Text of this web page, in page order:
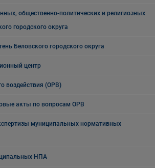
общественно-политических и религиозных
городского округа
Беловского городского округа
центр
воздействия (ОРВ)
акты по вопросам ОРВ
муниципальных нормативных
НПА